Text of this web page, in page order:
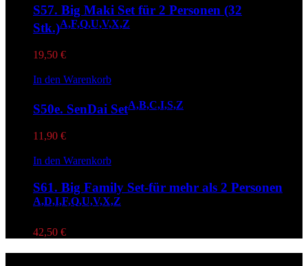
S57. Big Maki Set für 2 Personen (32
Stk.)A,F,Q,U,V,X,Z
19,50 €
In den Warenkorb
S50e. SenDai SetA,B,C,I,S,Z
11,90 €
In den Warenkorb
S61. Big Family Set-für mehr als 2 Personen
A,D,I,F,Q,U,V,X,Z
42,50 €